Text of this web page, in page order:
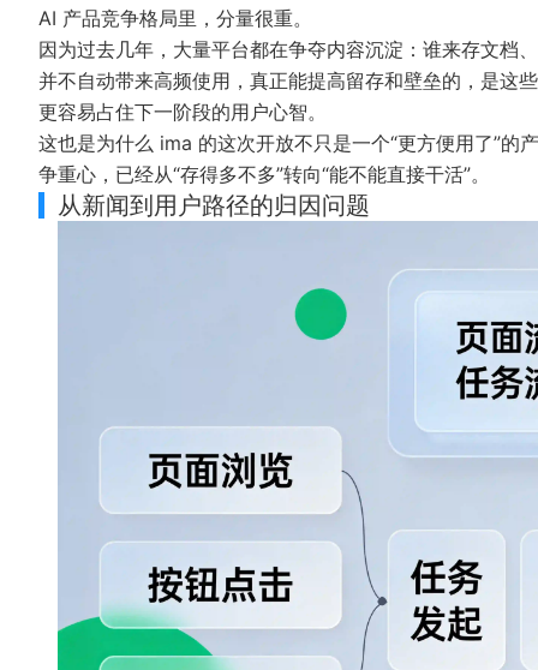
AI 产品竞争格局里，分量很重。
因为过去几年，大量平台都在争夺内容沉淀：谁来存文档
并不自动带来高频使用，真正能提高留存和壁垒的，是这
更容易占住下一阶段的用户心智。
这也是为什么 ima 的这次开放不只是一个“更方便用了”的
争重心，已经从“存得多不多”转向“能不能直接干活”。
从新闻到用户路径的归因问题